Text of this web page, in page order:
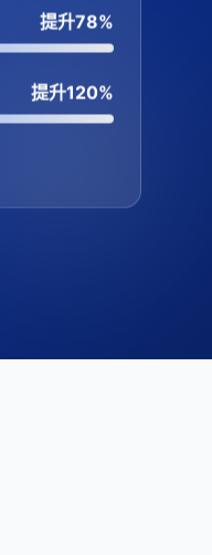
提升78%
提升120%